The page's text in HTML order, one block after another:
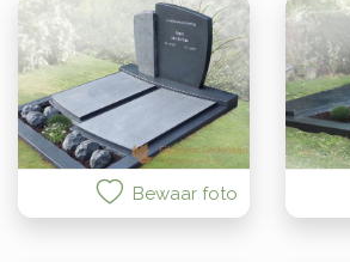
Bewaar foto